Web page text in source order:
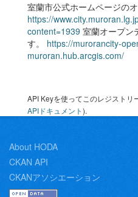
室蘭市公式ホームページの
https://
content=1939 室蘭オープン
す。 https://murorancity-
muroran.hub.arcgis.com/
API Keyを使ってこのレジストリ
APIドキュメント).
About HODA
CKAN API
CKANアソシエーション